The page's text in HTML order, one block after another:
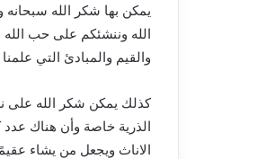
يمكن بها شكر الله سبحانه
الله وننشئكم على حب
والقيم والمبادئ التي
كذلك يمكن شكر الله على
الذرية خاصة وأن هناك
الاناث ويجعل من يشاء